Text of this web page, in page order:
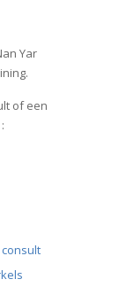
Yar
of een